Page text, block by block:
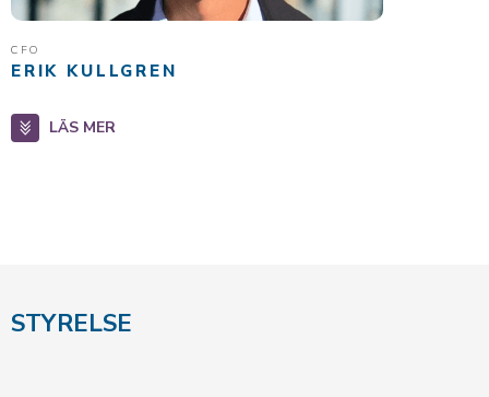
CFO
ERIK KULLGREN
LÄS MER
STYRELSE